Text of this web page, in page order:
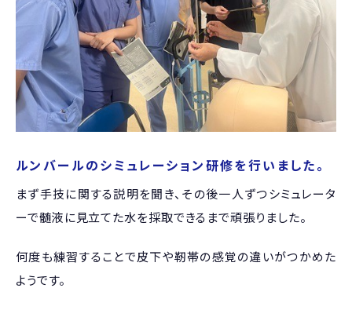
ルンバールのシミュレーション研修を行いました。
まず手技に関する説明を聞き、その後一人ずつシミュレータ
ーで髄液に見立てた水を採取できるまで頑張りました。
何度も練習することで皮下や靭帯の感覚の違いがつかめた
ようです。